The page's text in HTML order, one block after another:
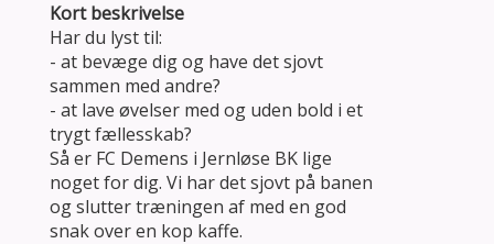
Kort beskrivelse
Har du lyst til:
- at bevæge dig og have det sjovt
sammen med andre?
- at lave øvelser med og uden bold i et
trygt fællesskab?
Så er FC Demens i Jernløse BK lige
noget for dig. Vi har det sjovt på banen
og slutter træningen af med en god
snak over en kop kaffe.